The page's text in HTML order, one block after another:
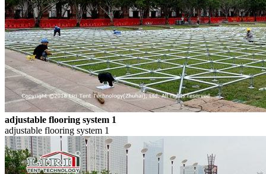
adjustable flooring system 1
adjustable flooring system 1